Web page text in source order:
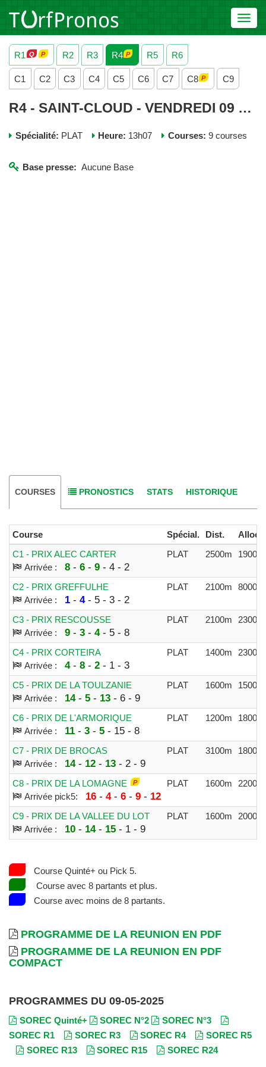
R1
R2 R3 R4 R5 R6
C1 C2 C3 C4 C5 C6 C7 C8 C9
R4 - SAINT-CLOUD - VENDREDI 09 MAI 2025
Spécialité: PLAT Heure: 13h07 Courses: 9 courses
Base presse: Aucune Base
COURSES PRONOSTICS STATS HISTORIQUE
Course Spécial. Dist.
Alloc.
C1 - PRIX ALEC CARTER
Arrivée :
8- 6- 9- 4 - 2
PLAT 2500m 19000€
C2 - PRIX GREFFULHE
Arrivée :
1 - 4- 5 - 3 - 2
PLAT 2100m 80000€
C3 - PRIX RESCOUSSE
Arrivée :
9- 3- 4- 5 - 8
PLAT 2100m 23000€
C4 - PRIX CORTEIRA
Arrivée :
4- 8- 2- 1 - 3
PLAT 1400m 23000€
C5 - PRIX DE LA TOULZANIE
Arrivée :
14- 5- 13- 6 - 9
PLAT 1600m 15000€
C6 - PRIX DE L'ARMORIQUE
Arrivée :
11 - 3- 5- 15 - 8
PLAT 1200m 18000€
C7 - PRIX DE BROCAS
Arrivée :
14- 12- 13- 2 - 9
PLAT 3100m 18000€
C8 - PRIX DE LA LOMAGNE
Arrivée pick5:
16- 4- 6- 9- 12
PLAT 1600m 22000€
C9 - PRIX DE LA VALLEE DU LOT
Arrivée :
10- 14- 15- 1 - 9
PLAT 1600m 20000€
Course Quinté+ ou Pick 5.
Course avec 8 partants et plus.
Course avec moins de 8 partants.
PROGRAMME DE LA REUNION EN PDF
PROGRAMME DE LA REUNION EN PDF
COMPACT
PROGRAMMES DU 09-05-2025
SOREC Quinté+ SOREC N°2
SOREC N°3
SOREC R1
SOREC R3 SOREC R4
SOREC R5
SOREC R13
SOREC R15 SOREC R24